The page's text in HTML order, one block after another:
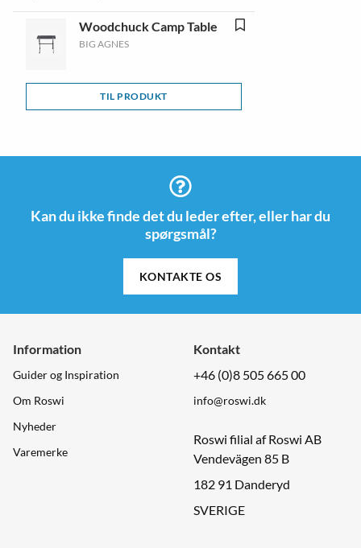
Woodchuck Camp Table
BIG AGNES
TIL PRODUKT
Kan du ikke finde det du leder efter, eller har du
spørgsmål?
KONTAKTE OS
Information
Guider og Inspiration
Om Roswi
Nyheder
Varemerke
Kontakt
+46 (0)8 505 665 00
info@roswi.dk
Roswi filial af Roswi AB
Vendevägen 85 B
182 91 Danderyd
SVERIGE